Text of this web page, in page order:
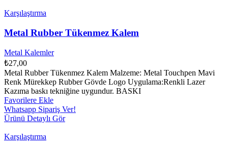
Karşılaştırma
Metal Rubber Tükenmez Kalem
Metal Kalemler
₺27,00
Metal Rubber Tükenmez Kalem Malzeme: Metal Touchpen Mavi
Renk Mürekkep Rubber Gövde Logo Uygulama:Renkli Lazer
Kazıma baskı tekniğine uygundur. BASKI
Favorilere Ekle
Whatsapp Sipariş Ver!
Ürünü Detaylı Gör
Karşılaştırma